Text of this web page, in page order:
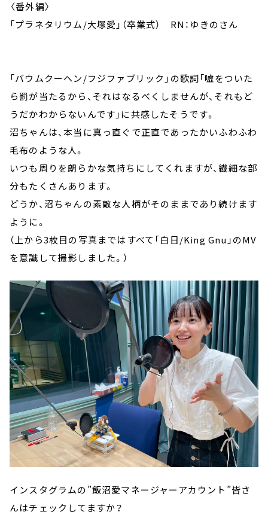
〈番外編〉
「プラネタリウム/大塚愛」（卒業式） RN：ゆきのさん
「バウムクーヘン/フジファブリック」の歌詞「嘘をついた
ら罰が当たるから、それはなるべくしませんが、それもど
うだかわからないんです」に共感したそうです。
沼ちゃんは、本当に真っ直ぐで正直であったかいふわふわ
毛布のような人。
いつも周りを朗らかな気持ちにしてくれますが、繊細な部
分もたくさんあります。
どうか、沼ちゃんの素敵な人柄がそのままであり続けます
ように。
（上から3枚目の写真まではすべて「白日/King Gnu」のMV
を意識して撮影しました。）
インスタグラムの”飯沼愛マネージャーアカウント”皆さ
んはチェックしてますか？